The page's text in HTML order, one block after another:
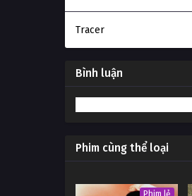
Tracer
Bình luận
Phim cùng thể loại
Phim lẻ